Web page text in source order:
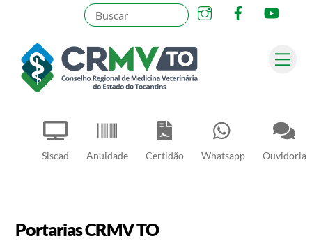
content
Siscad Anuidade Certidão Whatsapp Ouvidoria
InstagramFacebook
Pesquisar
Portarias CRMV TO